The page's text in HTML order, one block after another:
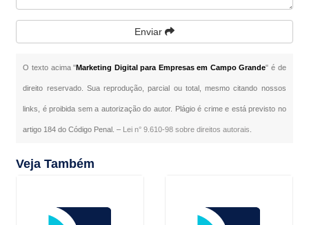
Enviar
O texto acima "Marketing Digital para Empresas em Campo Grande" é de
direito reservado. Sua reprodução, parcial ou total, mesmo citando nossos
links, é proibida sem a autorização do autor. Plágio é crime e está previsto no
artigo 184 do Código Penal. – Lei n° 9.610-98 sobre direitos autorais
Veja Também